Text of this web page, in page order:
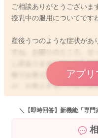
ご相談ありがとうございま
授乳中の服用についてです
産後うつのような症状があ
すね。お困りのところ、せ
し訳ありませんが、お薬の
格でお答え可能な範疇を超
が、お答えすることができ
中であることを理解した上
さっても問題ないと思いま
だき、ご使用いただくのが
アプ
＼【即時回答】新機能「専